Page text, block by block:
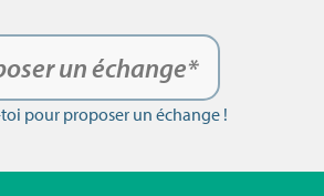
un échange*
pour proposer un échange !